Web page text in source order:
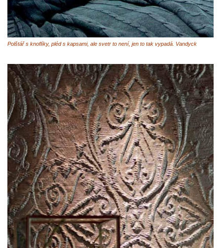
Polštář s knoflíky, pléd s kapsami, ale svetr to není, jen to tak vypadá. Vandyck